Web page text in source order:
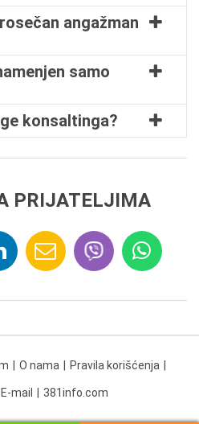
angažman
samo
konsaltinga?
PRIJATELJIMA
O nama Pravila korišćenja
E-mail 381info.com